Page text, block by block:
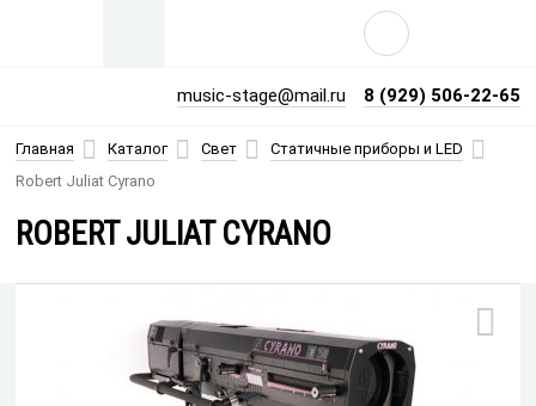
8 (929) 506-22-65
music-stage@mail.ru
новое световое, звуковое, видео оборудование, сцена и подвес.
Консультирование, продажа и поиск предложений под заказ.
собственников.
Есть оборудование на продажу?
Главная Каталог Свет
Статичные приборы и LED
Robert Juliat Cyrano
ROBERT JULIAT CYRANO